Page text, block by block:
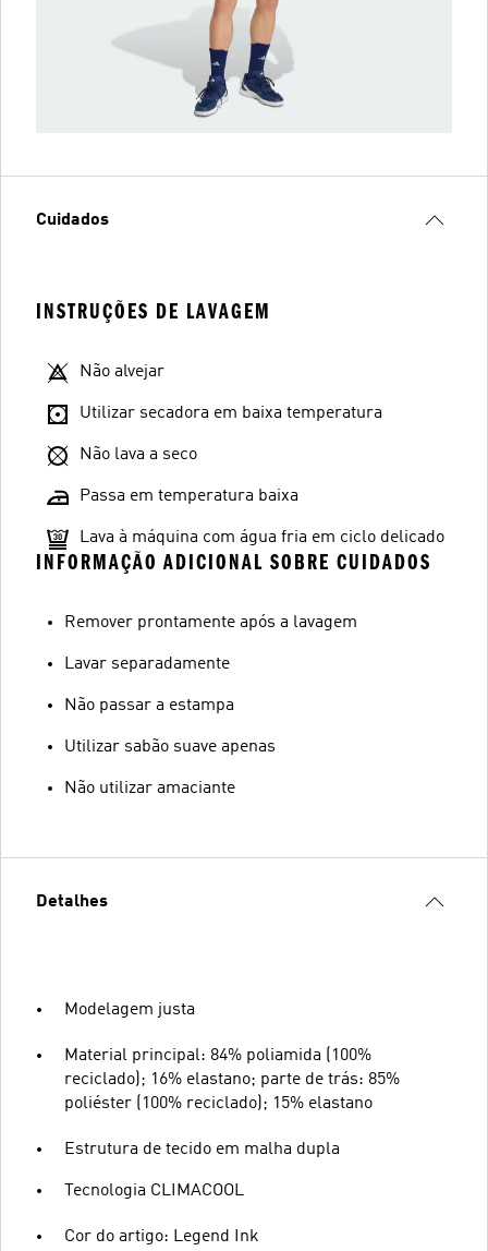
Cuidados
INSTRUÇÕES DE LAVAGEM
Não alvejar
Utilizar secadora em baixa temperatura
Não lava a seco
Passa em temperatura baixa
Lava à máquina com água fria em ciclo delicado
INFORMAÇÃO ADICIONAL SOBRE CUIDADOS
Remover prontamente após a lavagem
Lavar separadamente
Não passar a estampa
Utilizar sabão suave apenas
Não utilizar amaciante
Detalhes
Modelagem justa
Material principal: 84% poliamida (100%
reciclado); 16% elastano; parte de trás: 85%
poliéster (100% reciclado); 15% elastano
Estrutura de tecido em malha dupla
Tecnologia CLIMACOOL
Cor do artigo: Legend Ink